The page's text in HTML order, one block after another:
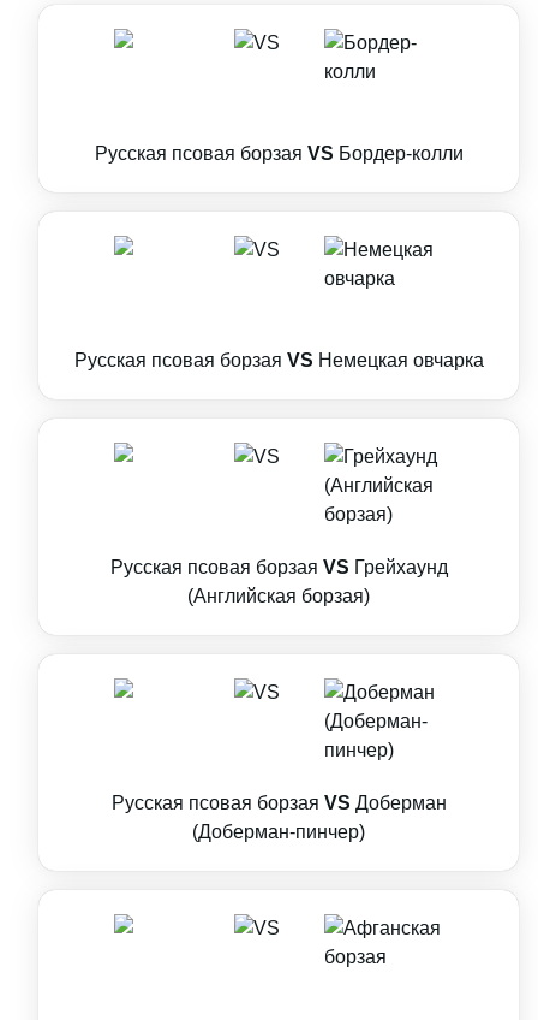
Русская псовая борзая VS Бордер-колли
Русская псовая борзая VS Немецкая овчарка
Русская псовая борзая VS Грейхаунд
(Английская борзая)
Русская псовая борзая VS Доберман
(Доберман-пинчер)